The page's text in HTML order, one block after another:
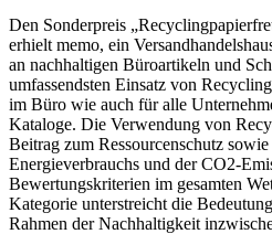
Den Sonderpreis
erhielt memo, ein
an nachhaltigen Büroartikeln und
umfassendsten Einsatz von
im Büro wie auch für alle
Kataloge. Die Verwendung von
Beitrag zum Ressourcenschutz
Energieverbrauchs und der CO2-
Bewertungskriterien im gesamten
Kategorie unterstreicht die
Rahmen der Nachhaltigkeit